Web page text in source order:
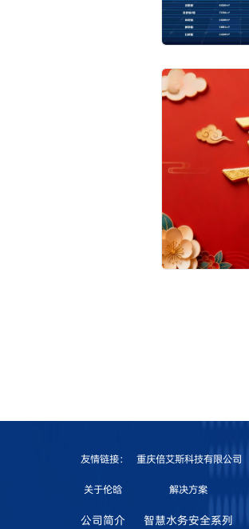
友情链接： 重庆倍艾斯科技有限公司
关于伦晗
公司简介
解决方案
智慧水务安全系列